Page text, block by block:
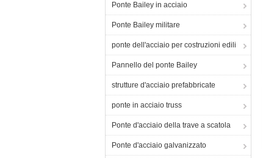
Ponte Bailey in acciaio
Ponte Bailey militare
ponte dell'acciaio per costruzioni edili
Pannello del ponte Bailey
strutture d'acciaio prefabbricate
ponte in acciaio truss
Ponte d'acciaio della trave a scatola
Ponte d'acciaio galvanizzato